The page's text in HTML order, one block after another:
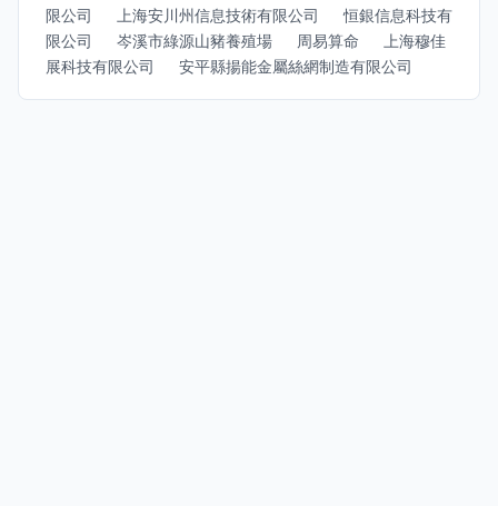
限公司
上海安川州信息技術有限公司
恒銀信息科技有
限公司
岑溪市綠源山豬養殖場 周易算命
上海穆佳
展科技有限公司
安平縣揚能金屬絲網制造有限公司